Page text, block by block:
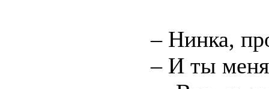
– Нинка,
– И ты